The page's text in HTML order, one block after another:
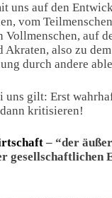
uns auf den
vom
Vollmenschen, auf
also zu
durch andere
uns gilt: Erst
kritisieren!
– “der
gesellschaftlichen